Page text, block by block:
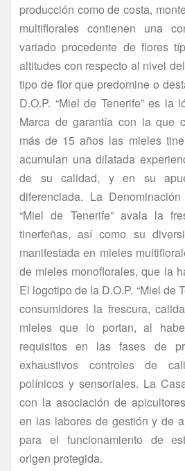
producción como de costa,
multiflorales contienen una
variado procedente de flores
altitudes con respecto al nivel
tipo de flor que predomine o
D.O.P. “Miel de Tenerife” es la
Marca de garantía con la que
más de 15 años las mieles
acumulan una dilatada
de su calidad, y en su
diferenciada. La
“Miel de Tenerife” avala la
tinerfeñas, así como su
manifestada en mieles
de mieles monoflorales, que la
El logotipo de la D.O.P. “Miel de
consumidores la frescura,
mieles que lo portan, al
requisitos en las fases de
exhaustivos controles de
polínicos y sensoriales. La
con la asociación de
en las labores de gestión y de
para el funcionamiento de
origen protegida.